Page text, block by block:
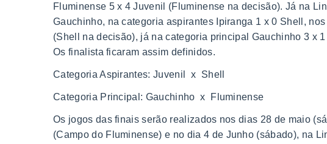
Fluminense 5 x 4 Juvenil (Fluminense na decisão). Já na
Gauchinho, na categoria aspirantes Ipiranga 1 x 0 Shell, nos
(Shell na decisão), já na categoria principal Gauchinho 3 x
Os finalista ficaram assim definidos.
Categoria Aspirantes: Juvenil x Shell
Categoria Principal: Gauchinho x Fluminense
Os jogos das finais serão realizados nos dias 28 de maio
(Campo do Fluminense) e no dia 4 de Junho (sábado), na